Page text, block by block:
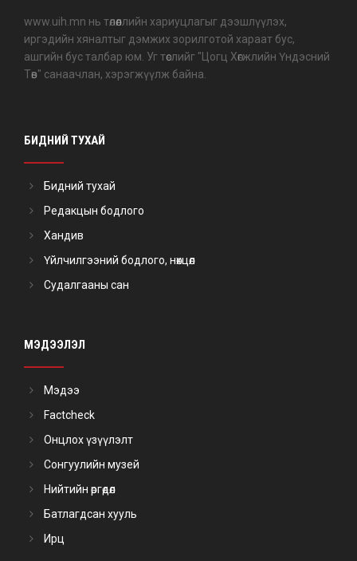
www.uih.mn нь төлөөллийн хариуцлагыг дээшлүүлэх,
иргэдийн хяналтыг дэмжих зорилготой хараат бус,
ашгийн бус талбар юм. Уг төслийг "Цогц Хөгжлийн Үндэсний
Төв" санаачлан, хэрэгжүүлж байна.
БИДНИЙ ТУХАЙ
Бидний тухай
Редакцын бодлого
Хандив
Үйлчилгээний бодлого, нөхцөл
Судалгааны сан
МЭДЭЭЛЭЛ
Мэдээ
Factcheck
Онцлох үзүүлэлт
Сонгуулийн музей
Нийтийн өргөдөл
Батлагдсан хууль
Ирц